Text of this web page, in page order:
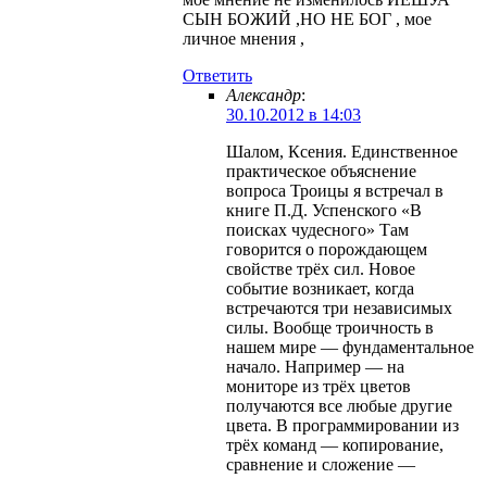
СЫН БОЖИЙ ,НО НЕ БОГ , мое
личное мнения ,
Ответить
Александр:
30.10.2012 в 14:03
Шалом, Ксения. Единственное
практическое объяснение
вопроса Троицы я встречал в
книге П.Д. Успенского «В
поисках чудесного» Там
говорится о порождающем
свойстве трёх сил. Новое
событие возникает, когда
встречаются три независимых
силы. Вообще троичность в
нашем мире — фундаментальное
начало. Например — на
мониторе из трёх цветов
получаются все любые другие
цвета. В программировании из
трёх команд — копирование,
сравнение и сложение —